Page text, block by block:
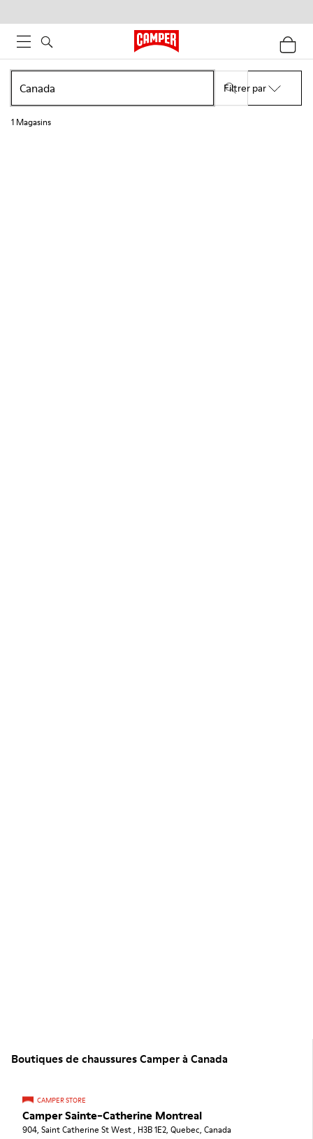
Filtrer par
1 Magasins
Boutiques de chaussures Camper à Canada
CAMPER STORE
Camper Sainte-Catherine Montreal
904, Saint Catherine St West , H3B 1E2, Quebec, Canada